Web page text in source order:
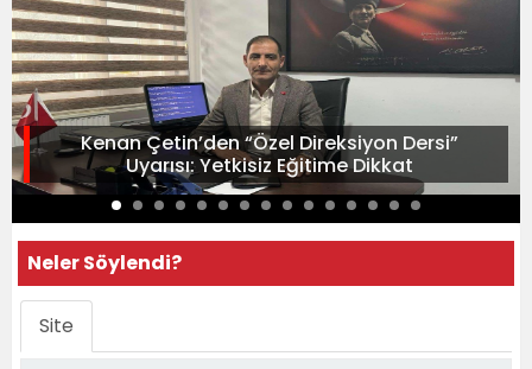
Kenan Çetin’den “Özel Direksiyon Dersi”
Uyarısı: Yetkisiz Eğitime Dikkat
Neler Söylendi?
Site